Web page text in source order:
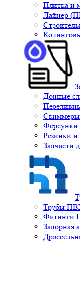
Плитка и
Лайнер
Донные
Скиммеры
Форсунки
Резинки и
Запчасти
Трубы
Фитинги
Запорная